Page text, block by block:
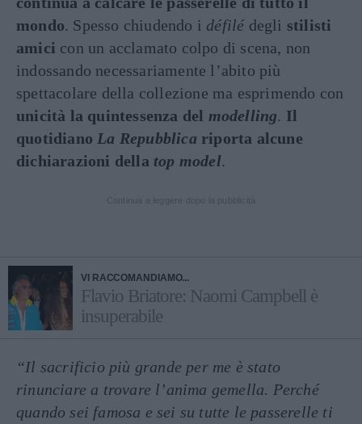
mondo. Spesso chiudendo i défilé degli stilisti
amici con un acclamato colpo di scena, non
indossando necessariamente l’abito più
spettacolare della collezione ma esprimendo con
unicità la quintessenza del modelling. Il
quotidiano La Repubblicariporta alcune
dichiarazioni della top model.
VI RACCOMANDIAMO...
Flavio Briatore: Naomi Campbell è
insuperabile
“Il sacrificio più grande per me è stato
rinunciare a trovare l’anima gemella. Perché
quando sei famosa e sei su tutte le passerelle ti